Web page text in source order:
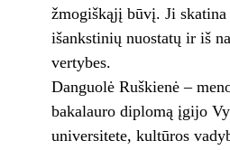
žmogiškąjį būvį. Ji
išankstinių nuostatų ir iš
vertybes.
Danguolė Ruškienė –
bakalauro diplomą įgijo
universitete, kultūros